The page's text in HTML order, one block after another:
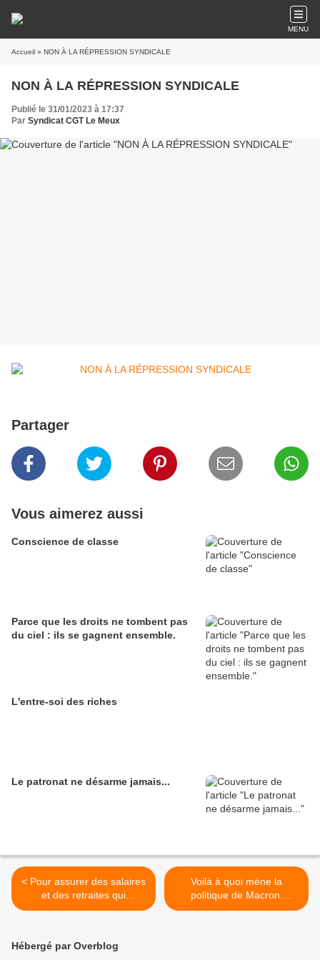
MENU
Accueil » NON À LA RÉPRESSION SYNDICALE
NON À LA RÉPRESSION SYNDICALE
Publié le 31/01/2023 à 17:37
Par Syndicat CGT Le Meux
Partager
Vous aimerez aussi
Conscience de classe
Parce que les droits ne tombent pas
du ciel : ils se gagnent ensemble.
L'entre-soi des riches
Le patronat ne désarme jamais...
< Pour assurer des salaires
et des retraites qui
permettent de vivre
Voilà à quoi mène la
politique de Macron.
Défendons les intérêts de
Hébergé par Overblog